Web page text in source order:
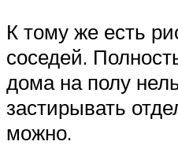
К тому же есть
соседей.
дома на полу
застирывать
можно.